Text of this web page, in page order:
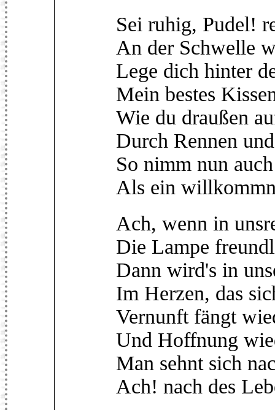
Sei ruhig, Pudel!
An der Schwelle
Lege dich hinter
Mein bestes
Wie du draußen
Durch Rennen
So nimm nun
Als ein
Ach, wenn in
Die Lampe
Dann wird's in
Im Herzen, das
Vernunft fängt
Und Hoffnung
Man sehnt sich
Ach! nach des